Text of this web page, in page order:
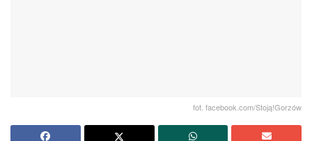
fot. facebook.com/Stoją!Gorzów